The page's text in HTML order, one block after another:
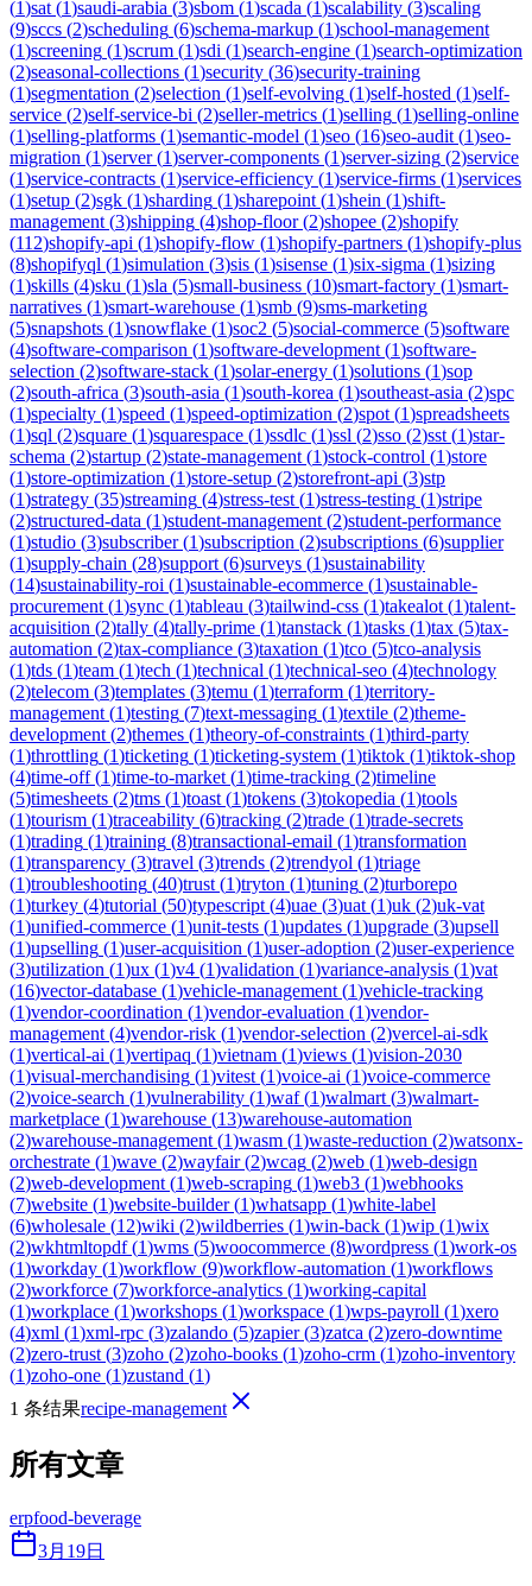
(1)sat (1)saudi-arabia (3)sbom (1)scada (1)scalability (3)scaling
(9)sccs (2)scheduling (6)schema-markup (1)school-management
(1)screening (1)scrum (1)sdi (1)search-engine (1)search-optimization
(2)seasonal-collections (1)security (36)security-training
(1)segmentation (2)selection (1)self-evolving (1)self-hosted (1)self-
service (2)self-service-bi (2)seller-metrics (1)selling (1)selling-online
(1)selling-platforms (1)semantic-model (1)seo (16)seo-audit (1)seo-
migration (1)server(1)server-components (1)server-sizing (2)service
(1)service-contracts (1)service-efficiency (1)service-firms (1)services
(1)setup (2)sgk (1)sharding (1)sharepoint (1)shein (1)shift-
management (3)shipping (4)shop-floor(2)shopee (2)shopify
(112)shopify-api (1)shopify-flow (1)shopify-partners (1)shopify-plus
(8)shopifyql (1)simulation (3)sis (1)sisense (1)six-sigma (1)sizing
(1)skills (4)sku (1)sla (5)small-business (10)smart-factory (1)smart-
narratives (1)smart-warehouse (1)smb (9)sms-marketing
(5)snapshots (1)snowflake (1)soc2 (5)social-commerce (5)software
(4)software-comparison (1)software-development (1)software-
selection (2)software-stack (1)solar-energy (1)solutions (1)sop
(2)south-africa (3)south-asia (1)south-korea (1)southeast-asia (2)spc
(1)specialty (1)speed (1)speed-optimization (2)spot (1)spreadsheets
(1)sql (2)square (1)squarespace (1)ssdlc (1)ssl (2)sso (2)sst (1)star-
schema (2)startup (2)state-management (1)stock-control (1)store
(1)store-optimization (1)store-setup (2)storefront-api (3)stp
(1)strategy (35)streaming (4)stress-test (1)stress-testing (1)stripe
(2)structured-data (1)student-management (2)student-performance
(1)studio (3)subscriber(1)subscription (2)subscriptions (6)supplier
(1)supply-chain (28)support (6)surveys (1)sustainability
(14)sustainability-roi (1)sustainable-ecommerce (1)sustainable-
procurement (1)sync (1)tableau (3)tailwind-css (1)takealot (1)talent-
acquisition (2)tally (4)tally-prime (1)tanstack (1)tasks (1)tax (5)tax-
automation (2)tax-compliance (3)taxation (1)tco (5)tco-analysis
(1)tds (1)team (1)tech (1)technical (1)technical-seo (4)technology
(2)telecom (3)templates (3)temu (1)terraform (1)territory-
management (1)testing (7)text-messaging (1)textile (2)theme-
development (2)themes (1)theory-of-constraints (1)third-party
(1)throttling (1)ticketing (1)ticketing-system (1)tiktok (1)tiktok-shop
(4)time-off(1)time-to-market (1)time-tracking (2)timeline
(5)timesheets (2)tms (1)toast (1)tokens (3)tokopedia (1)tools
(1)tourism (1)traceability (6)tracking (2)trade (1)trade-secrets
(1)trading (1)training (8)transactional-email (1)transformation
(1)transparency (3)travel (3)trends (2)trendyol (1)triage
(1)troubleshooting (40)trust (1)tryton (1)tuning (2)turborepo
(1)turkey (4)tutorial (50)typescript (4)uae (3)uat (1)uk (2)uk-vat
(1)unified-commerce (1)unit-tests (1)updates (1)upgrade (3)upsell
(1)upselling (1)user-acquisition (1)user-adoption (2)user-experience
(3)utilization (1)ux (1)v4 (1)validation (1)variance-analysis (1)vat
(16)vector-database (1)vehicle-management (1)vehicle-tracking
(1)vendor-coordination (1)vendor-evaluation (1)vendor-
management (4)vendor-risk (1)vendor-selection (2)vercel-ai-sdk
(1)vertical-ai (1)vertipaq (1)vietnam (1)views (1)vision-2030
(1)visual-merchandising (1)vitest (1)voice-ai (1)voice-commerce
(2)voice-search (1)vulnerability (1)waf(1)walmart (3)walmart-
marketplace (1)warehouse (13)warehouse-automation
(2)warehouse-management (1)wasm (1)waste-reduction (2)watsonx-
orchestrate (1)wave (2)wayfair(2)wcag (2)web (1)web-design
(2)web-development (1)web-scraping (1)web3 (1)webhooks
(7)website (1)website-builder(1)whatsapp (1)white-label
(6)wholesale (12)wiki (2)wildberries (1)win-back (1)wip (1)wix
(2)wkhtmltopdf(1)wms (5)woocommerce (8)wordpress (1)work-os
(1)workday (1)workflow (9)workflow-automation (1)workflows
(2)workforce (7)workforce-analytics (1)working-capital
(1)workplace (1)workshops (1)workspace (1)wps-payroll (1)xero
(4)xml (1)xml-rpc (3)zalando (5)zapier(3)zatca (2)zero-downtime
(2)zero-trust (3)zoho (2)zoho-books (1)zoho-crm (1)zoho-inventory
(1)zoho-one (1)zustand (1)
1 条结果recipe-management
所有文章
erpfood-beverage
3月19日